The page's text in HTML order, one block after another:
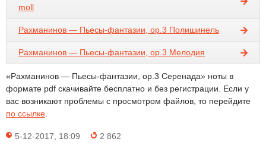
moll
Рахманинов — Пьесы-фантазии, op.3 Полишинель
Рахманинов — Пьесы-фантазии, op.3 Мелодия
«Рахманинов — Пьесы-фантазии, op.3 Серенада» ноты в
формате pdf скачивайте бесплатно и без регистрации. Если у
вас возникают проблемы с просмотром файлов, то перейдите
по ссылке
5-12-2017, 18:09
2 862